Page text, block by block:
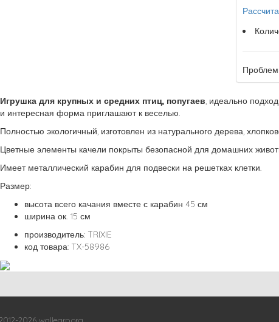
Игрушка для крупных и средних птиц, попугаев, идеально
и интересная форма приглашают к веселью.
Полностью экологичный, изготовлен из натурального дерева,
Цветные элементы качели покрыты безопасной для домашних
Имеет металлический карабин для подвески на решетках клетки.
Размер:
высота всего качания вместе с карабин 45 см
ширина ок. 15 см
производитель: TRIXIE
код товара: TX-58986